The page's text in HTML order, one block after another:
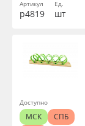
Артикул
р4819
Ед.
шт
Доступно
МСК
СПБ